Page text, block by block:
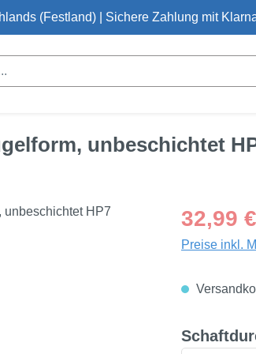
(Festland) | Sichere Zahlung mit
unbeschichtet
Regulärer
32,99 €
Preise inkl.